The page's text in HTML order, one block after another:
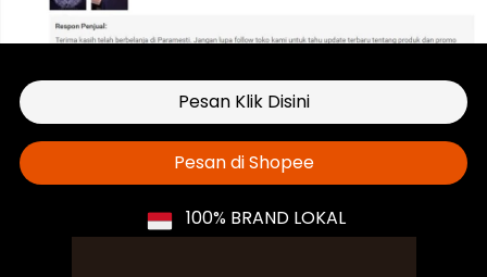
`Pesan Klik Disini
`Pesan di Shopee
100% BRAND LOKAL